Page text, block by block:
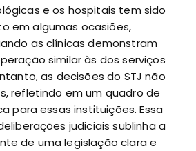
e os hospitais tem sido
em algumas ocasiões,
as clínicas demonstram
similar às dos serviços
as decisões do STJ não
refletindo em um quadro de
para essas instituições. Essa
judiciais sublinha a
de uma legislação clara e